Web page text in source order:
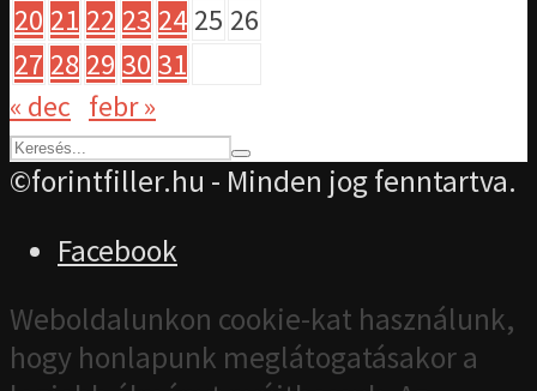
20 21 22 23 24 25 26
27 28 29 30 31
« dec febr »
©forintfiller.hu - Minden jog fenntartva.
Facebook
Weboldalunkon cookie-kat használunk,
hogy honlapunk meglátogatásakor a